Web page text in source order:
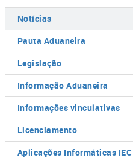
Notícias
Pauta Aduaneira
Legislação
Informação Aduaneira
Informações vinculativas
Licenciamento
Aplicações Informáticas IEC